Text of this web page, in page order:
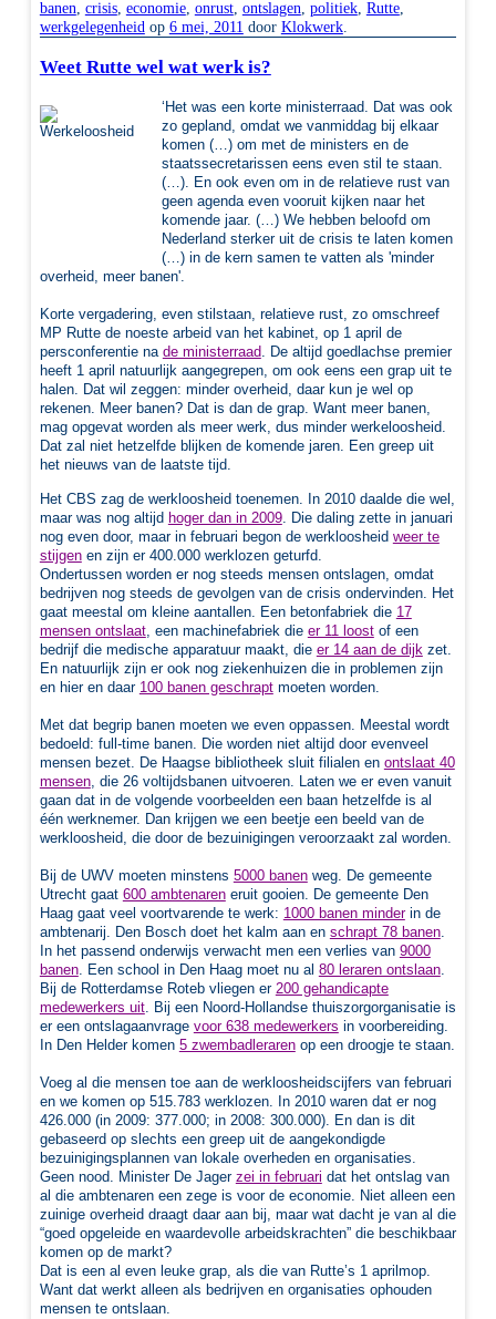
banen crisis, economie, onrust, ontslagen politiek, Rutte,
werkgelegenheid op 6 mei, 2011 door Klokwerk.
Weet Rutte wel wat werk is?
‘Het was een korte ministerraad. Dat was ook
zo gepland, omdat we vanmiddag bij elkaar
komen (…) om met de ministers en de
staatssecretarissen eens even stil te staan.
(…). En ook even om in de relatieve rust van
geen agenda even vooruit kijken naar het
komende jaar. (…) We hebben beloofd om
Nederland sterker uit de crisis te laten komen
(…) in de kern samen te vatten als 'minder
overheid, meer banen'.
Korte vergadering, even stilstaan, relatieve rust, zo omschreef
MP Rutte de noeste arbeid van het kabinet, op 1 april de
persconferentie na de ministerraad . De altijd goedlachse premier
heeft 1 april natuurlijk aangegrepen, om ook eens een grap uit te
halen. Dat wil zeggen: minder overheid, daar kun je wel op
rekenen. Meer banen? Dat is dan de grap. Want meer banen,
mag opgevat worden als meer werk, dus minder werkeloosheid.
Dat zal niet hetzelfde blijken de komende jaren.
Een greep uit
het nieuws van de laatste tijd.
Het CBS zag de werkloosheid toenemen. In 2010 daalde die wel,
maar was nog altijd hoger dan in 2009. Die daling zette in januari
nog even door, maar in februari begon de werkloosheid weer te
stijgenen zijn er 400.000 werklozen geturfd.
Ondertussen worden er nog steeds mensen ontslagen, omdat
bedrijven nog steeds de gevolgen van de crisis ondervinden. Het
gaat meestal om kleine aantallen. Een betonfabriek die 17
mensen ontslaat, een machinefabriek die er 11 loostof een
bedrijf die medische apparatuur maakt, die er 14 aan de dijkzet.
En natuurlijk zijn er ook nog ziekenhuizen die in problemen zijn
en hier en daar 100 banen geschraptmoeten worden.
Met dat begrip banen moeten we even oppassen. Meestal wordt
bedoeld: full-time banen. Die worden niet altijd door evenveel
mensen bezet. De Haagse bibliotheek sluit filialen en ontslaat 40
mensen, die 26 voltijdsbanen uitvoeren. Laten we er even vanuit
gaan dat in de volgende voorbeelden een baan hetzelfde is al
één werknemer. Dan krijgen we een beetje een beeld van de
werkloosheid, die door de bezuinigingen veroorzaakt zal worden.
Bij de UWV moeten minstens 5000 banenweg. De gemeente
Utrecht gaat 600 ambtenareneruit gooien. De gemeente Den
Haag gaat veel voortvarende te werk: 1000 banen minderin de
ambtenarij. Den Bosch doet het kalm aan en schrapt 78 banen.
In het passend onderwijs verwacht men een verlies van 9000
banen. Een school in Den Haag moet nu al 80 leraren ontslaan.
Bij de Rotterdamse Roteb vliegen er 200 gehandicapte
medewerkers uit. Bij een Noord-Hollandse thuiszorgorganisatie is
er een ontslagaanvrage voor 638 medewerkers in voorbereiding.
In Den Helder komen 5 zwembadlerarenop een droogje te staan.
Voeg al die mensen toe aan de werkloosheidscijfers van februari
en we komen op 515.783 werklozen. In 2010 waren dat er nog
426.000 (in 2009: 377.000; in 2008: 300.000). En dan is dit
gebaseerd op slechts een greep uit de aangekondigde
bezuinigingsplannen van lokale overheden en organisaties.
Geen nood. Minister De Jager zei in februari dat het ontslag van
al die ambtenaren een zege is voor de economie. Niet alleen een
zuinige overheid draagt daar aan bij, maar wat dacht je van al die
“goed opgeleide en waardevolle arbeidskrachten” die beschikbaar
komen op de markt?
Dat is een al even leuke grap, als die van Rutte’s 1 aprilmop.
Want dat werkt alleen als bedrijven en organisaties ophouden
mensen te ontslaan.